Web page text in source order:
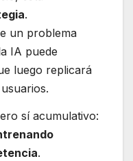
.
un problema
IA puede
luego replicará
sí acumulativo:
.